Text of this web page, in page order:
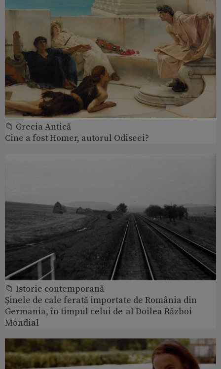
📁 Grecia Antică
Cine a fost Homer, autorul Odiseei?
📁 Istorie contemporană
Șinele de cale ferată importate de România din
Germania, în timpul celui de-al Doilea Război
Mondial